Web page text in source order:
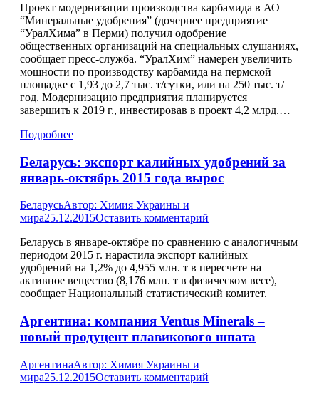
Проект модернизации производства карбамида в АО
“Минеральные удобрения” (дочернее предприятие
“УралХима” в Перми) получил одобрение
общественных организаций на специальных слушаниях,
сообщает пресс-служба. “УралХим” намерен увеличить
мощности по производству карбамида на пермской
площадке с 1,93 до 2,7 тыс. т/сутки, или на 250 тыс. т/
год. Модернизацию предприятия планируется
завершить к 2019 г., инвестировав в проект 4,2 млрд.…
Подробнее
Беларусь: экспорт калийных удобрений за
январь-октябрь 2015 года вырос
БеларусьАвтор: Химия Украины и
мира25.12.2015Оставить комментарий
Беларусь в январе-октябре по сравнению с аналогичным
периодом 2015 г. нарастила экспорт калийных
удобрений на 1,2% до 4,955 млн. т в пересчете на
активное вещество (8,176 млн. т в физическом весе),
сообщает Национальный статистический комитет.
Аргентина: компания Ventus Minerals –
новый продуцент плавикового шпата
АргентинаАвтор: Химия Украины и
мира25.12.2015Оставить комментарий